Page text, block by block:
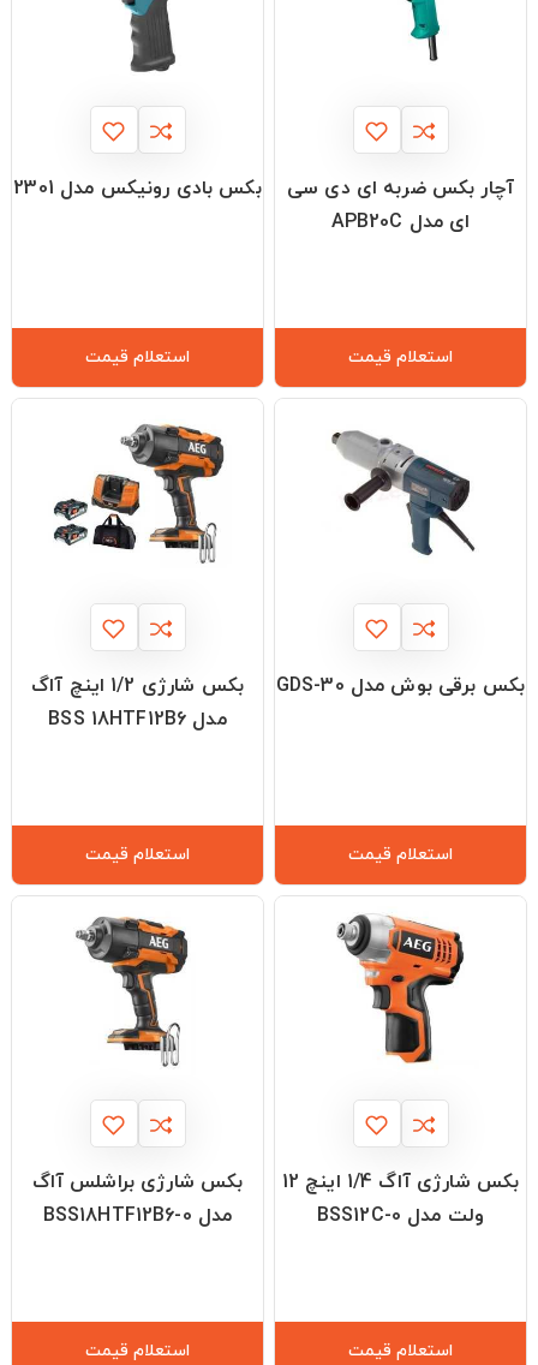
آچار بکس ضربه ای دی سی
ای مدل APB20C
استعلام قیمت
بکس بادی رونیکس مدل 2301
استعلام قیمت
بکس برقی بوش مدل GDS-30
استعلام قیمت
بکس شارژی 1/2 اینچ آاگ
مدل BSS 18HTF12B6
استعلام قیمت
بکس شارژی آاگ 1/4 اینچ 12
ولت مدل BSS12C-0
استعلام قیمت
بکس شارژی براشلس آاگ
مدل BSS18HTF12B6-0
استعلام قیمت